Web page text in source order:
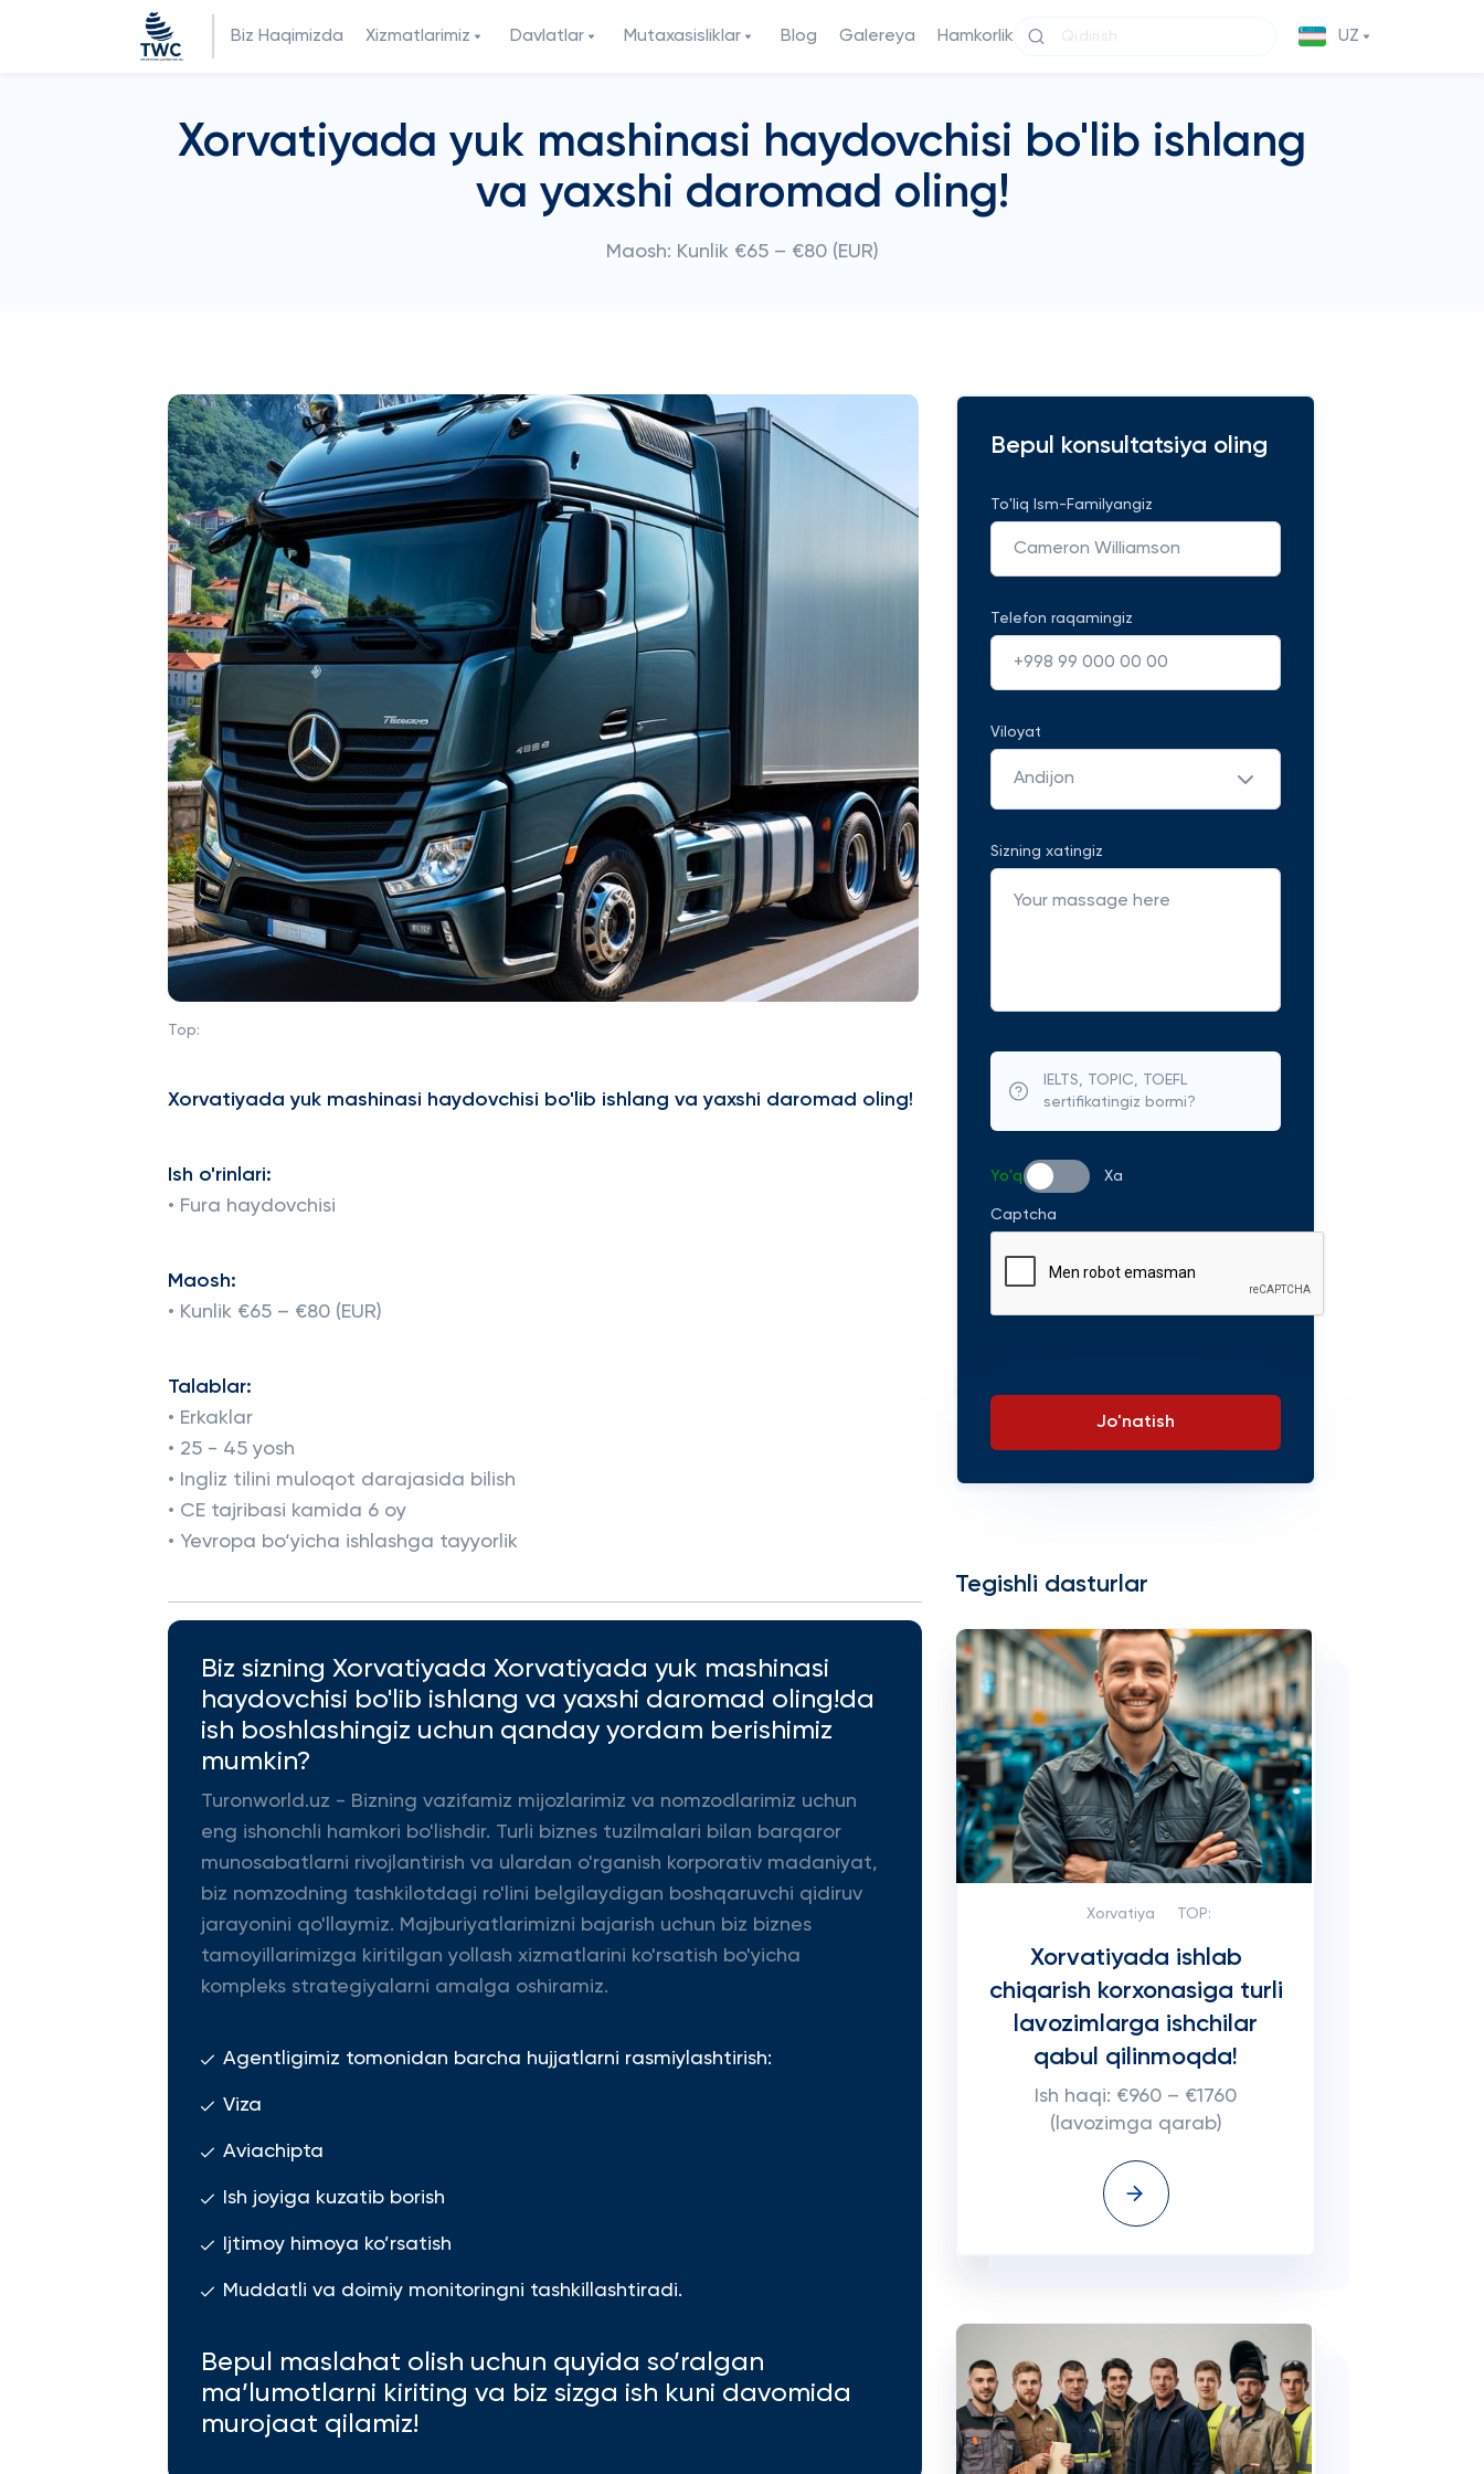
Biz Haqimizda Xizmatlarimiz Davlatlar Mutaxasisliklar Blog Galereya Hamkorlik UZ
Xorvatiyada yuk mashinasi haydovchisi bo'lib ishlang
va yaxshi daromad oling!
Maosh: Kunlik €65 – €80 (EUR)
Top:
Xorvatiyada yuk mashinasi haydovchisi bo'lib ishlang va yaxshi daromad oling!
Ish o'rinlari:
• Fura haydovchisi
Maosh:
• Kunlik €65 – €80 (EUR)
Talablar:
• Erkaklar
• 25 - 45 yosh
• Ingliz tilini muloqot darajasida bilish
• CE tajribasi kamida 6 oy
• Yevropa bo‘yicha ishlashga tayyorlik
Biz sizning Xorvatiyada Xorvatiyada yuk mashinasi
haydovchisi bo'lib ishlang va yaxshi daromad oling!da
ish boshlashingiz uchun qanday yordam berishimiz
mumkin?
Turonworld.uz - Bizning vazifamiz mijozlarimiz va nomzodlarimiz uchun
eng ishonchli hamkori bo'lishdir. Turli biznes tuzilmalari bilan barqaror
munosabatlarni rivojlantirish va ulardan o'rganish korporativ madaniyat,
biz nomzodning tashkilotdagi ro'lini belgilaydigan boshqaruvchi qidiruv
jarayonini qo'llaymiz. Majburiyatlarimizni bajarish uchun biz biznes
tamoyillarimizga kiritilgan yollash xizmatlarini ko'rsatish bo'yicha
kompleks strategiyalarni amalga oshiramiz.
Agentligimiz tomonidan barcha hujjatlarni rasmiylashtirish:
Viza
Aviachipta
Ish joyiga kuzatib borish
Ijtimoy himoya ko’rsatish
Muddatli va doimiy monitoringni tashkillashtiradi.
Bepul maslahat olish uchun quyida so’ralgan
ma’lumotlarni kiriting va biz sizga ish kuni davomida
murojaat qilamiz!
Bepul konsultatsiya oling
To'liq Ism-Familyangiz
Telefon raqamingiz
Viloyat
Andijon
Sizning xatingiz
IELTS, TOPIC, TOEFL
sertifikatingiz bormi?
Yo'q Xa
Captcha
Jo'natish
Tegishli dasturlar
Xorvatiya TOP:
Xorvatiyada ishlab
chiqarish korxonasiga turli
lavozimlarga ishchilar
qabul qilinmoqda!
Ish haqi: €960 – €1760
(lavozimga qarab)